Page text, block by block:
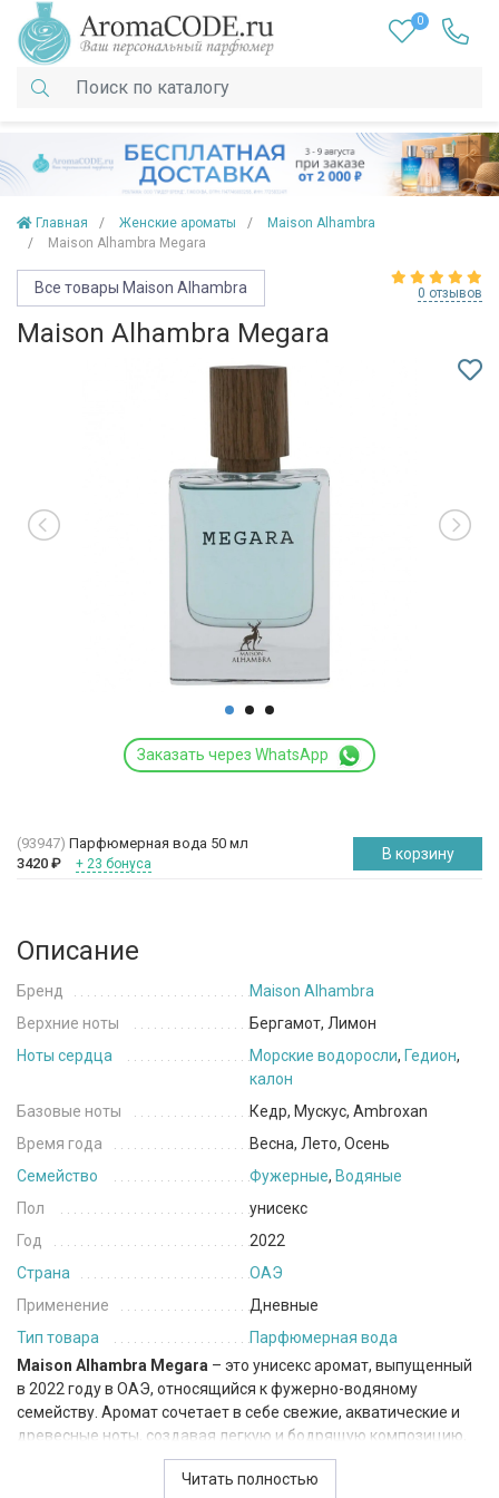
0
Главная Женские ароматы
Maison Alhambra
Maison Alhambra Megara
Все товары Maison Alhambra 0 отзывов
Maison Alhambra Megara
Заказать через WhatsApp
(93947) Парфюмерная вода 50 мл
3420 ₽ + 23 бонуса
В корзину
Описание
Бренд
Maison Alhambra
Верхние ноты
Бергамот, Лимон
Ноты сердца
Морские водоросли, Гедион,
калон
Базовые ноты
Кедр, Мускус, Ambroxan
Время года
Весна, Лето, Осень
Семейство
Фужерные, Водяные
Пол
унисекс
Год
2022
Страна
ОАЭ
Применение
Дневные
Тип товара
Парфюмерная вода
Maison Alhambra Megara – это унисекс аромат, выпущенный
в 2022 году в ОАЭ, относящийся к фужерно-водяному
семейству. Аромат сочетает в себе свежие, акватические и
древесные ноты, создавая легкую и бодрящую композицию,
подходящую как для мужчин, так и для женщин.
Читать полностью